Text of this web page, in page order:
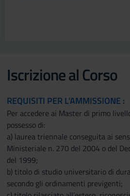
Iscrizione al Corso
REQUISITI PER L’AMMISSIONE :
Per accedere ai Master di primo
possesso di:
a) laurea triennale conseguita ai
Ministeriale n. 270 del 2004 o del
del 1999;
b) titolo di studio universitario di
secondo gli ordinamenti previgenti;